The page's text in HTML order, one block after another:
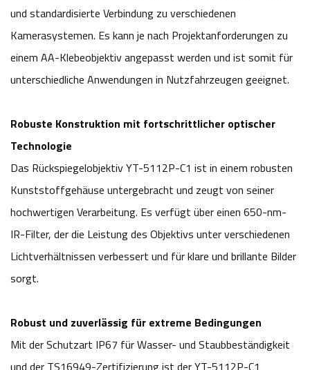
und standardisierte Verbindung zu verschiedenen
Kamerasystemen. Es kann je nach Projektanforderungen zu
einem AA-Klebeobjektiv angepasst werden und ist somit für
unterschiedliche Anwendungen in Nutzfahrzeugen geeignet.
Robuste Konstruktion mit fortschrittlicher optischer
Technologie
Das Rückspiegelobjektiv YT-5112P-C1 ist in einem robusten
Kunststoffgehäuse untergebracht und zeugt von seiner
hochwertigen Verarbeitung. Es verfügt über einen 650-nm-
IR-Filter, der die Leistung des Objektivs unter verschiedenen
Lichtverhältnissen verbessert und für klare und brillante Bilder
sorgt.
Robust und zuverlässig für extreme Bedingungen
Mit der Schutzart IP67 für Wasser- und Staubbeständigkeit
und der TS16949-Zertifizierung ist der YT-5112P-C1